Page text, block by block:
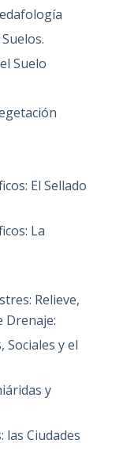
Suelo
El Sellado
La
Relieve,
Drenaje:
Sociales y el
y
las Ciudades